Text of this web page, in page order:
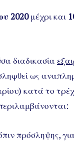
2020μέχρι και
διαδικασία
ως
κατά το
πρόσληψης,